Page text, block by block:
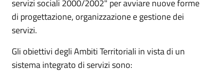
servizi sociali 2000/2002" per avviare nuove forme
di progettazione, organizzazione e gestione dei
servizi.
Gli obiettivi degli Ambiti Territoriali in vista di un
sistema integrato di servizi sono: